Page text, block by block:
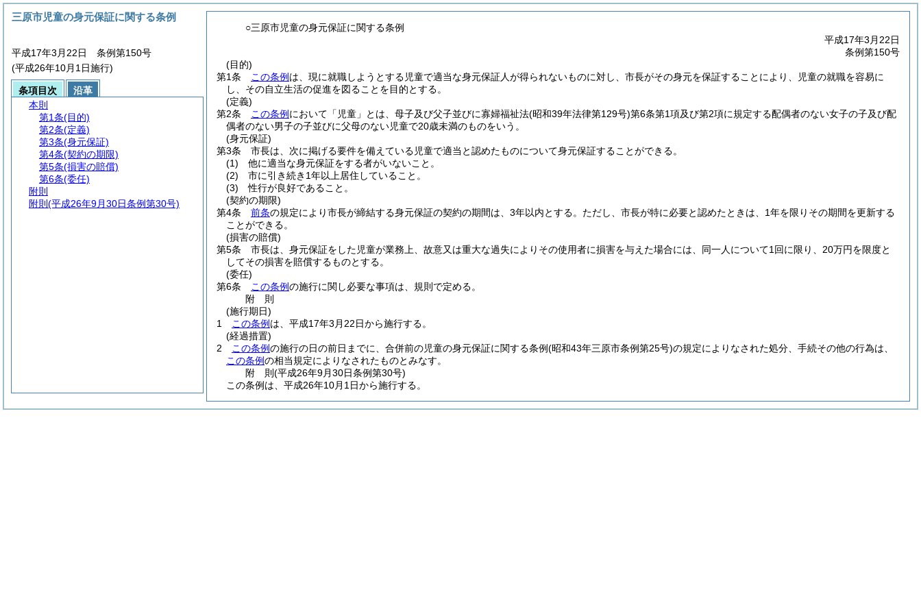
○三原市児童の身元保証に関する条例
平成17年3月22日
条例第150号
(目的)
第1条
この条例 は、現に就職しようとする児童で適当な身元保証人が得られないものに対し、市長がその身元を保証することにより、児童の就職を容易に
し、その自立生活の促進を図ることを目的とする。
(定義)
第2条
この条例 において「児童」とは、母子及び父子並びに寡婦福祉法(昭和39年法律第129号)第6条第1項及び第2項に規定する配偶者のない女子の子及び配
偶者のない男子の子並びに父母のない児童で20歳未満のものをいう。
(身元保証)
第3条
市長は、次に掲げる要件を備えている児童で適当と認めたものについて身元保証することができる。
(1)
他に適当な身元保証をする者がいないこと。
(2)
市に引き続き1年以上居住していること。
(3)
性行が良好であること。
(契約の期限)
第4条
前条の規定により市長が締結する身元保証の契約の期間は、3年以内とする。 ただし、市長が特に必要と認めたときは、1年を限りその期間を更新する
ことができる。
(損害の賠償)
第5条
市長は、身元保証をした児童が業務上、故意又は重大な過失によりその使用者に損害を与えた場合には、同一人について1回に限り、20万円を限度と
してその損害を賠償するものとする。
(委任)
第6条
この条例の施行に関し必要な事項は、規則で定める。
附 則
(施行期日)
1
この条例 は、平成17年3月22日から施行する。
(経過措置)
2
この条例の施行の日の前日までに、合併前の児童の身元保証に関する条例(昭和43年三原市条例第25号)の規定によりなされた処分、手続その他の行為は、
この条例の相当規定によりなされたものとみなす。
附 則(平成26年9月30日条例第30号)
この条例は、平成26年10月1日から施行する。
三原市児童の身元保証に関する条例
平成17年3月22日 条例第150号
(平成26年10月1日施行)
条項目次
沿革
本則
第1条(目的)
第2条(定義)
第3条(身元保証)
第4条(契約の期限)
第5条(損害の賠償)
第6条(委任)
附則
附則 (平成26年9月30日条例第30号)